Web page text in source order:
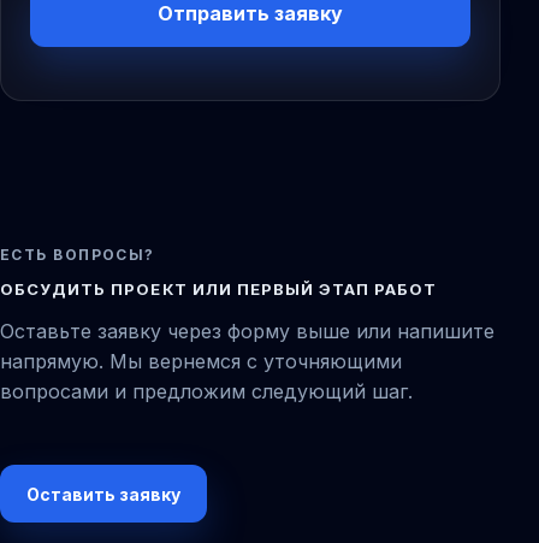
Отправить заявку
ЕСТЬ ВОПРОСЫ?
ОБСУДИТЬ ПРОЕКТ ИЛИ ПЕРВЫЙ ЭТАП РАБОТ
Оставьте заявку через форму выше или напишите
напрямую. Мы вернемся с уточняющими
вопросами и предложим следующий шаг.
Оставить заявку